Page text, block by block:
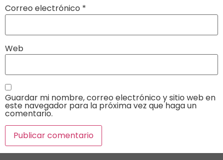
Correo electrónico *
Web
Guardar mi nombre, correo electrónico y sitio web en
este navegador para la próxima vez que haga un
comentario.